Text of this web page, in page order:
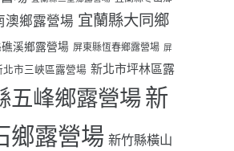
澳鄉露營場 宜蘭縣大同鄉
溪鄉露營場 屏東縣恆春鄉露營場 屏
北市三峽區露營場 新北市坪林區露
五峰鄉露營場新
鄉露營場 新竹縣橫山